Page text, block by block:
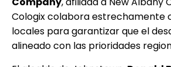
Cologix colabora estrechamente
locales para garantizar que el
alineado con las prioridades